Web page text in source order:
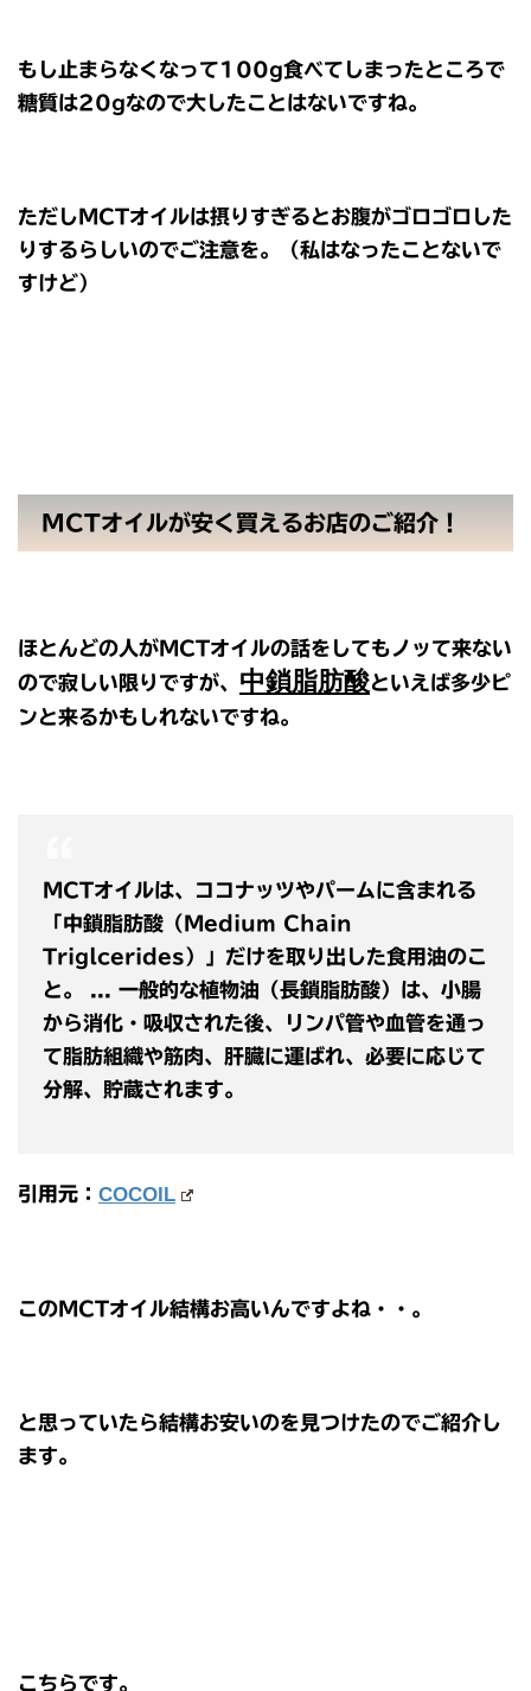
もし止まらなくなって100g食べてしまったところで
糖質は20gなので大したことはないですね。
ただしMCTオイルは摂りすぎるとお腹がゴロゴロした
りするらしいのでご注意を。（私はなったことないで
すけど）
MCTオイルが安く買えるお店のご紹介！
ほとんどの人がMCTオイルの話をしてもノッて来ない
ので寂しい限りですが、 中鎖脂肪酸といえば多少ピ
ンと来るかもしれないですね。
MCTオイルは、ココナッツやパームに含まれる
「中鎖脂肪酸（Medium Chain
Triglcerides）」だけを取り出した食用油のこ
と。 ... 一般的な植物油（長鎖脂肪酸）は、小腸
から消化・吸収された後、リンパ管や血管を通っ
て脂肪組織や筋肉、肝臓に運ばれ、必要に応じて
分解、貯蔵されます。
引用元： COCOIL
このMCTオイル結構お高いんですよね・・。
と思っていたら結構お安いのを見つけたのでご紹介し
ます。
こちらです。